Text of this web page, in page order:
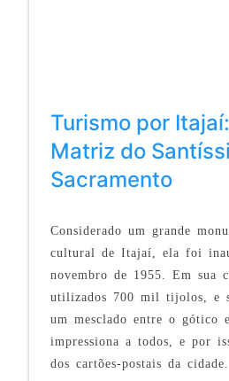
Turismo por
Matriz do
Sacramento
Considerado um grande
cultural de Itajaí, ela foi
novembro de 1955. Em sua
utilizados 700 mil tijolos, e
um mesclado entre o gótico
impressiona a todos, e por
dos cartões-postais da cidade.